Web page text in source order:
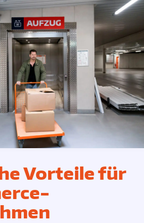
Vorteile für